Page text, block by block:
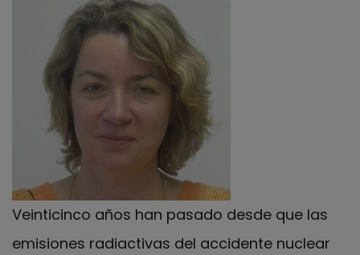
Veinticinco años han pasado desde que las
emisiones radiactivas del accidente nuclear